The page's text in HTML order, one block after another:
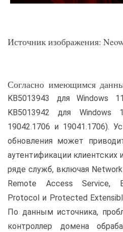
Источник изображения:
Согласно имеющимся
KB5013943 для Windows
KB5013942 для Windows
19042.1706 и 19041.1706).
обновления может
аутентификации
ряде служб, включая
Remote Access Service,
Protocol и Protected
По данным источника,
контроллер домена